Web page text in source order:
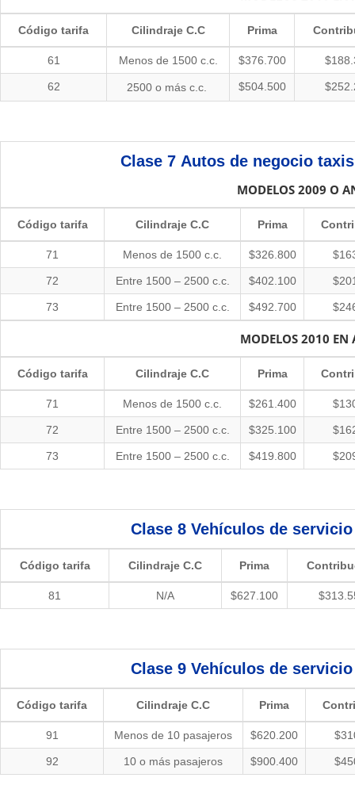
Código tarifa Cilindraje C.C Prima
61 Menos de 1500 c.c. $376.700
62 2500 o más c.c. $504.500
Clase 7 Autos de negocio
MODELOS 2009 O
Código tarifa Cilindraje C.C Prima
71 Menos de 1500 c.c. $326.800
72 Entre 1500 – 2500 c.c. $402.100
73 Entre 1500 – 2500 c.c. $492.700
MODELOS 2010 EN
Código tarifa Cilindraje C.C Prima
71 Menos de 1500 c.c. $261.400
72 Entre 1500 – 2500 c.c. $325.100
73 Entre 1500 – 2500 c.c. $419.800
Clase 8 Vehículos de
Código tarifa Cilindraje C.C Prima
81 N/A $627.100
Clase 9 Vehículos de
Código tarifa Cilindraje C.C Prima
91 Menos de 10 pasajeros $620.200
92 10 o más pasajeros $900.400